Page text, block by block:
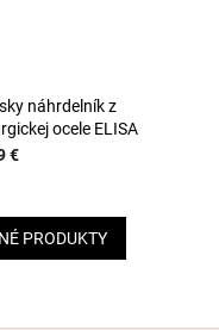
náhrdelník z
ocele ELISA
€
PRODUKTY